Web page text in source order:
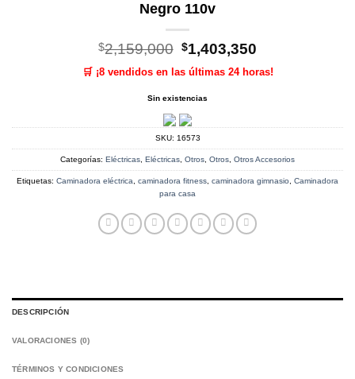
Negro 110v
$2,159,000 El
precio
original
era:
$1,403,350
actual
🛒 ¡8 vendidos en las últimas 24 horas!
Sin existencias
SKU: 16573
Categorías: Eléctricas, Eléctricas, Otros, Otros, Otros Accesorios
Etiquetas: Caminadora eléctrica, caminadora fitness, caminadora gimnasio, Caminadora
para casa
DESCRIPCIÓN
VALORACIONES (0)
TÉRMINOS Y CONDICIONES